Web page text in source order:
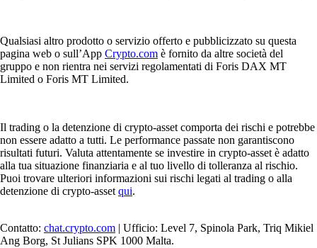
Qualsiasi altro prodotto o servizio offerto e pubblicizzato su questa
pagina web o sull’App Crypto.com è fornito da altre società del
gruppo e non rientra nei servizi regolamentati di Foris DAX MT
Limited o Foris MT Limited.
Il trading o la detenzione di crypto-asset comporta dei rischi e potrebbe
non essere adatto a tutti. Le performance passate non garantiscono
risultati futuri. Valuta attentamente se investire in crypto-asset è adatto
alla tua situazione finanziaria e al tuo livello di tolleranza al rischio.
Puoi trovare ulteriori informazioni sui rischi legati al trading o alla
detenzione di crypto-asset qui.
Contatto: chat.crypto.com | Ufficio: Level 7, Spinola Park, Triq Mikiel
Ang Borg, St Julians SPK 1000 Malta.